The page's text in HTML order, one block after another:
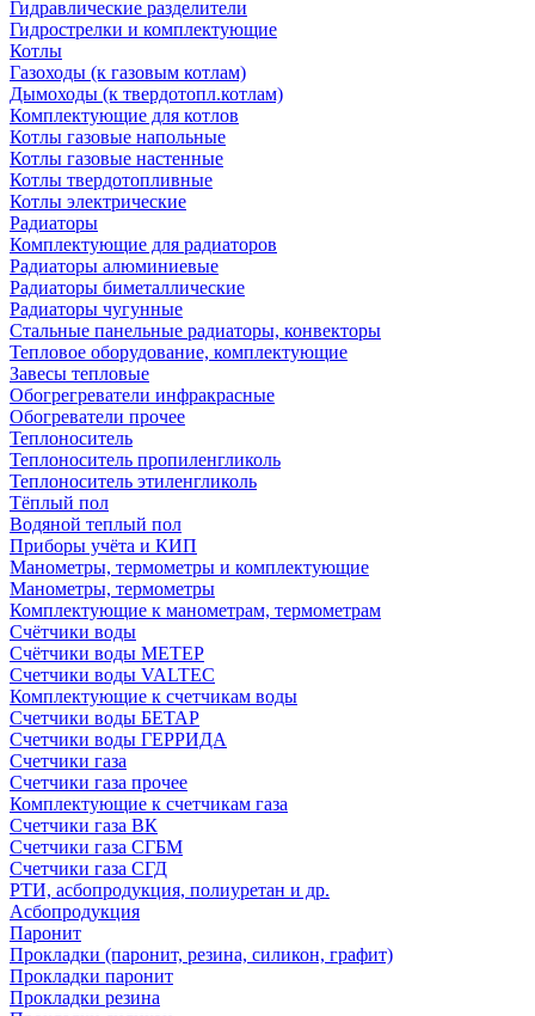
Гидравлические разделители
Гидрострелки и комплектующие
Котлы
Газоходы (к газовым котлам)
Дымоходы (к твердотопл.котлам)
Комплектующие для котлов
Котлы газовые напольные
Котлы газовые настенные
Котлы твердотопливные
Котлы электрические
Радиаторы
Комплектующие для радиаторов
Радиаторы алюминиевые
Радиаторы биметаллические
Радиаторы чугунные
Стальные панельные радиаторы, конвекторы
Тепловое оборудование, комплектующие
Завесы тепловые
Обогрегреватели инфракрасные
Обогреватели прочее
Теплоноситель
Теплоноситель пропиленгликоль
Теплоноситель этиленгликоль
Тёплый пол
Водяной теплый пол
Приборы учёта и КИП
Манометры, термометры и комплектующие
Манометры, термометры
Комплектующие к манометрам, термометрам
Счётчики воды
Счётчики воды МЕТЕР
Счетчики воды VALTEC
Комплектующие к счетчикам воды
Счетчики воды БЕТАР
Счетчики воды ГЕРРИДА
Счетчики газа
Счетчики газа прочее
Комплектующие к счетчикам газа
Счетчики газа ВК
Счетчики газа СГБМ
Счетчики газа СГД
РТИ, асбопродукция, полиуретан и др.
Асбопродукция
Паронит
Прокладки (паронит, резина, силикон, графит)
Прокладки паронит
Прокладки резина